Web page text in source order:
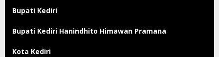
Bupati Kediri
Bupati Kediri Hanindhito Himawan Pramana
Kota Kediri